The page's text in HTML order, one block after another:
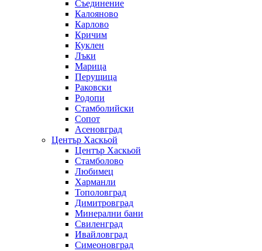
Съединение
Калояново
Карлово
Кричим
Куклен
Лъки
Марица
Перущица
Раковски
Родопи
Стамболийски
Сопот
Асеновград
Център Хаскьой
Център Хаскьой
Стамболово
Любимец
Харманли
Тополовград
Димитровград
Минерални бани
Свиленград
Ивайловград
Симеоновград